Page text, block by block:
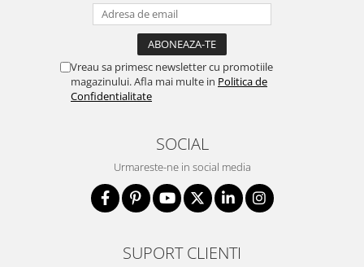
Vreau sa primesc newsletter cu promotiile
magazinului. Afla mai multe in Politica de
Confidentialitate
SOCIAL
Urmareste-ne in social media
SUPORT CLIENTI